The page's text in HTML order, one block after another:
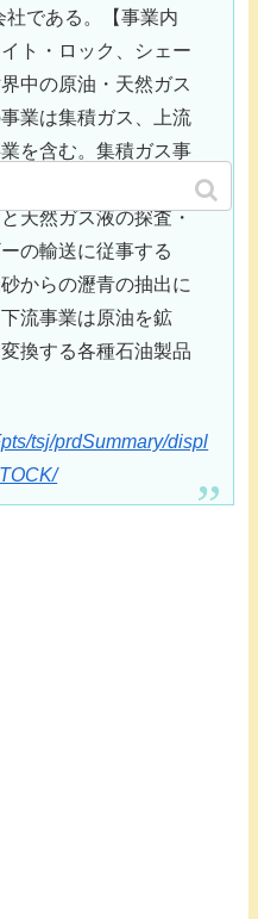
である。【事業内
ト・ロック、シェー
中の原油・天然ガス
業は集積ガス、上流
を含む。集積ガス事
の液化に従事する。
天然ガス液の探査・
の輸送に従事する
からの瀝青の抽出に
流事業は原油を鉱
換する各種石油製品
tsj/prdSummary/displ